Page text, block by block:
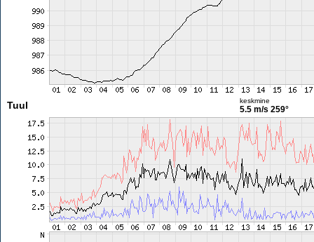
Tuul keskmine
5.5 m/s 259°